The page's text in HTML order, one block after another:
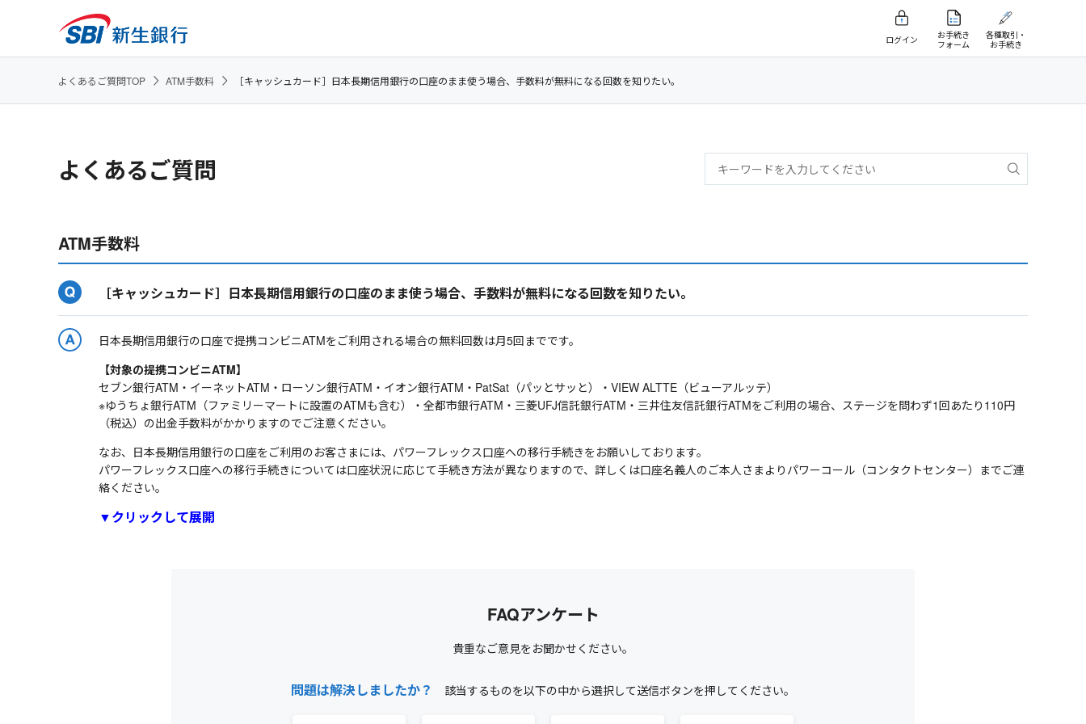
ログイン
お手続き
フォーム
各種取引・
お手続き
よくあるご質問TOP ATM手数料 ［キャッシュカード］日本長期信用銀行の口座のまま使う場合、手数料が無料になる回数を知りたい。
よくあるご質問
ATM手数料
［キャッシュカード］日本長期信用銀行の口座のまま使う場合、手数料が無料になる回数を知りたい。
日本長期信用銀行の口座で提携コンビニATMをご利用される場合の無料回数は月5回までです。
【対象の提携コンビニATM】
セブン銀行ATM・イーネットATM・ローソン銀行ATM・イオン銀行ATM・PatSat（パッとサッと）・VIEW ALTTE（ビューアルッテ）
※ゆうちょ銀行ATM（ファミリーマートに設置のATMも含む）・全都市銀行ATM・三菱UFJ信託銀行ATM・三井住友信託銀行ATMをご利用の場合、ステージを問わず1回あたり110円
（税込）の出金手数料がかかりますのでご注意ください。
なお、日本長期信用銀行の口座をご利用のお客さまには、パワーフレックス口座への移行手続きをお願いしております。
パワーフレックス口座への移行手続きについては口座状況に応じて手続き方法が異なりますので、詳しくは口座名義人のご本人さまよりパワーコール（コンタクトセンター）までご連
絡ください。
▼クリックして展開
FAQアンケート
貴重なご意見をお聞かせください。
問題は解決しましたか？ 該当するものを以下の中から選択して送信ボタンを押してください。